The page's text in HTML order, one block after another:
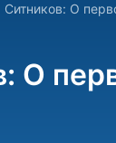
Ситников: О
О